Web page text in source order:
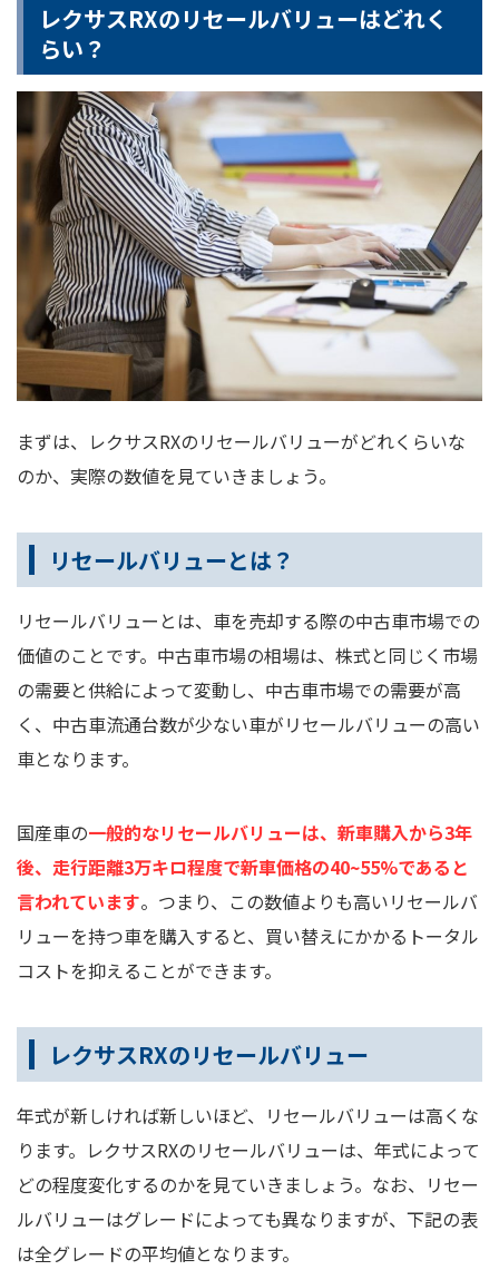
レクサスRXのリセールバリューはどれく
らい？
まずは、レクサスRXのリセールバリューがどれくらいな
のか、実際の数値を見ていきましょう。
リセールバリューとは？
リセールバリューとは、車を売却する際の中古車市場での
価値のことです。中古車市場の相場は、株式と同じく市場
の需要と供給によって変動し、中古車市場での需要が高
く、中古車流通台数が少ない車がリセールバリューの高い
車となります。
国産車の一般的なリセールバリューは、新車購入から3年
後、走行距離3万キロ程度で新車価格の40~55%であると
言われています。つまり、この数値よりも高いリセールバ
リューを持つ車を購入すると、買い替えにかかるトータル
コストを抑えることができます。
レクサスRXのリセールバリュー
年式が新しければ新しいほど、リセールバリューは高くな
ります。レクサスRXのリセールバリューは、年式によって
どの程度変化するのかを見ていきましょう。なお、リセー
ルバリューはグレードによっても異なりますが、下記の表
は全グレードの平均値となります。